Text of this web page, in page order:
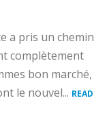
a pris un chemin
complètement
bon marché,
le nouvel... READ